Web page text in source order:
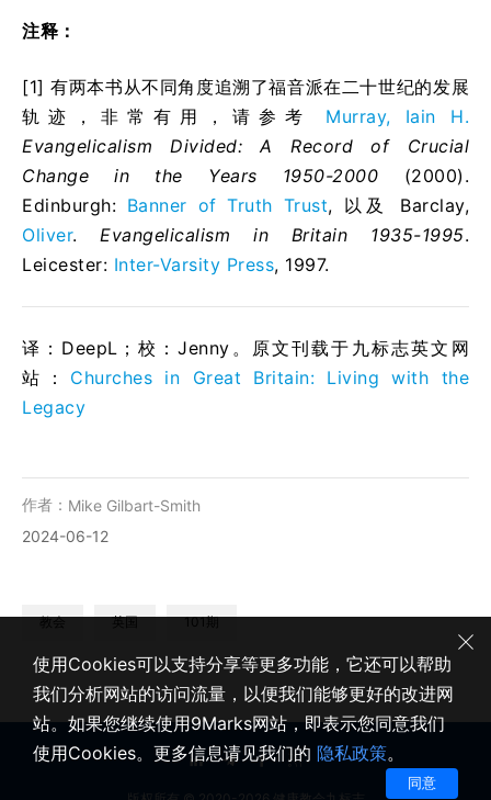
注释：
[1] 有两本书从不同角度追溯了福音派在二十世纪的发展
轨迹，非常有用，请参考
Murray, Iain H.
Evangelicalism Divided: A Record of Crucial
Change in the Years 1950-2000 (2000).
Edinburgh: Banner of Truth Trust, 以及 Barclay,
Oliver. Evangelicalism in Britain 1935-1995.
Leicester: Inter-Varsity Press, 1997.
译：DeepL；校：Jenny。原文刊载于九标志英文网
站： Churches in Great Britain: Living with the
Legacy
作者： Mike Gilbart-Smith
2024-06-12
教会 英国 101期
使用Cookies可以支持分享等更多功能，它还可以帮助
我们分析网站的访问流量，以便我们能够更好的改进网
站。如果您继续使用9Marks网站，即表示您同意我们
使用Cookies。更多信息请见我们的 隐私政策。
同意